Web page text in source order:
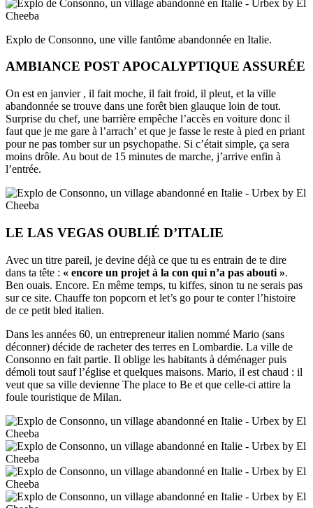
Explo de Consonno, une ville fantôme abandonnée en Italie.
AMBIANCE POST APOCALYPTIQUE ASSURÉE
On est en janvier , il fait moche, il fait froid, il pleut, et la ville
abandonnée se trouve dans une forêt bien glauque loin de tout.
Surprise du chef, une barrière empêche l’accès en voiture donc il
faut que je me gare à l’arrach’ et que je fasse le reste à pied en priant
pour ne pas tomber sur un psychopathe. Si c’était simple, ça sera
moins drôle. Au bout de 15 minutes de marche, j’arrive enfin à
l’entrée.
LE LAS VEGAS OUBLIÉ D’ITALIE
Avec un titre pareil, je devine déjà ce que tu es entrain de te dire
dans ta tête : « encore un projet à la con qui n’a pas abouti ».
Ben ouais. Encore. En même temps, tu kiffes, sinon tu ne serais pas
sur ce site. Chauffe ton popcorn et let’s go pour te conter l’histoire
de ce petit bled italien.
Dans les années 60, un entrepreneur italien nommé Mario (sans
déconner) décide de racheter des terres en Lombardie. La ville de
Consonno en fait partie. Il oblige les habitants à déménager puis
démoli tout sauf l’église et quelques maisons. Mario, il est chaud : il
veut que sa ville devienne The place to Be et que celle-ci attire la
foule touristique de Milan.